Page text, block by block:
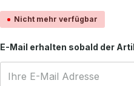
Nicht mehr verfügbar
E-Mail erhalten sobald der